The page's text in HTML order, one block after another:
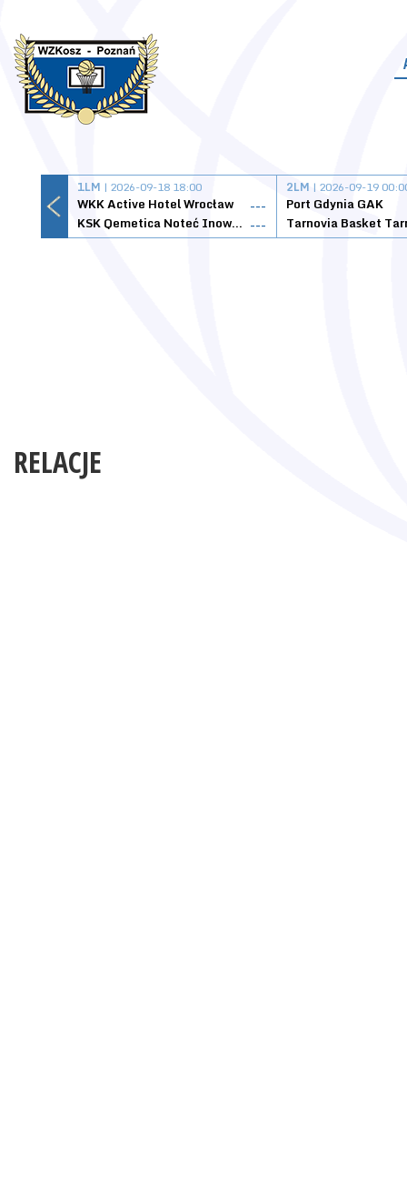
1LM | 2026-09-18 18:00
WKK Active Hotel Wrocław
---
KSK Qemetica Noteć Inowrocław ---
2LM | 2026-09-19
Port Gdynia GAK
RELACJE